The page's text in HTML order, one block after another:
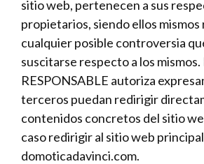
sitio web, pertenecen a sus
propietarios, siendo ellos mismos
cualquier posible controversia
suscitarse respecto a los mismos.
RESPONSABLE autoriza
terceros puedan redirigir
contenidos concretos del sitio
caso redirigir al sitio web
domoticadavinci.com.